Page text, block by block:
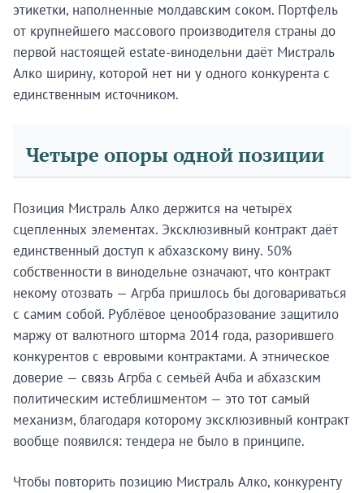
этикетки, наполненные молдавским соком. Портфель
от крупнейшего массового производителя страны до
первой настоящей estate-винодельни даёт Мистраль
Алко ширину, которой нет ни у одного конкурента с
единственным источником.
Четыре опоры одной позиции
Позиция Мистраль Алко держится на четырёх
сцепленных элементах. Эксклюзивный контракт даёт
единственный доступ к абхазскому вину. 50%
собственности в винодельне означают, что контракт
некому отозвать — Агрба пришлось бы договариваться
с самим собой. Рублёвое ценообразование защитило
маржу от валютного шторма 2014 года, разорившего
конкурентов с евровыми контрактами. А этническое
доверие — связь Агрба с семьёй Ачба и абхазским
политическим истеблишментом — это тот самый
механизм, благодаря которому эксклюзивный контракт
вообще появился: тендера не было в принципе.
Чтобы повторить позицию Мистраль Алко, конкуренту